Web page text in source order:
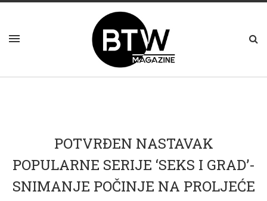
POTVRĐEN NASTAVAK
POPULARNE SERIJE ‘SEKS I GRAD’-
SNIMANJE POČINJE NA PROLJEĆE